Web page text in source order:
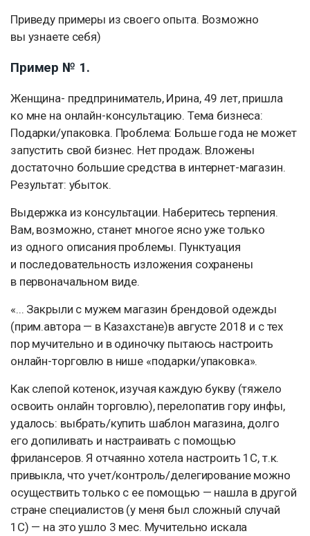
Приведу примеры из своего опыта. Возможно
вы узнаете себя)
Пример № 1.
Женщина- предприниматель, Ирина, 49 лет, пришла
ко мне на онлайн-консультацию. Тема бизнеса:
Подарки/упаковка. Проблема: Больше года не может
запустить свой бизнес. Нет продаж. Вложены
достаточно большие средства в интернет-магазин.
Результат: убыток.
Выдержка из консультации. Наберитесь терпения.
Вам, возможно, станет многое ясно уже только
из одного описания проблемы. Пунктуация
и последовательность изложения сохранены
в первоначальном виде.
«... Закрыли с мужем магазин брендовой одежды
(прим.автора — в Казахстане)в августе 2018 и с тех
пор мучительно и в одиночку пытаюсь настроить
онлайн-торговлю в нише «подарки/упаковка».
Как слепой котенок, изучая каждую букву (тяжело
освоить онлайн торговлю), перелопатив гору инфы,
удалось: выбрать/купить шаблон магазина, долго
его допиливать и настраивать с помощью
фрилансеров. Я отчаянно хотела настроить 1С, т.к.
привыкла, что учет/контроль/делегирование можно
осуществить только с ее помощью — нашла в другой
стране специалистов (у меня был сложный случай
1С) — на это ушло 3 мес. Мучительно искала